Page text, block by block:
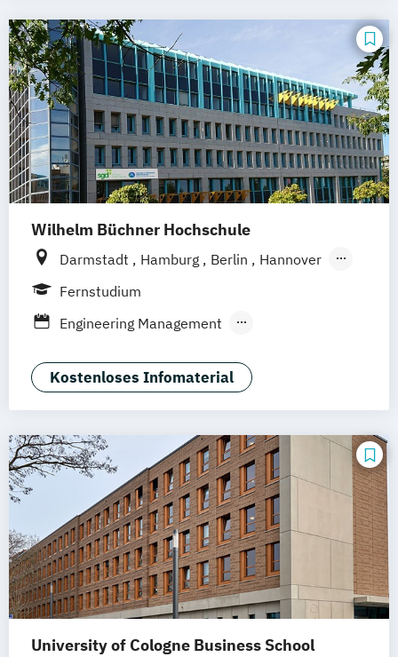
Wilhelm Büchner Hochschule
Darmstadt Hamburg Berlin
Hannover
Bonn
Nürnberg
Zürich Rostock Dortmund
Fernstudium
Engineering Management
Kostenloses Infomaterial
University of Cologne Business School